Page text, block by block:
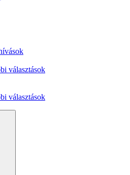
választások
választások